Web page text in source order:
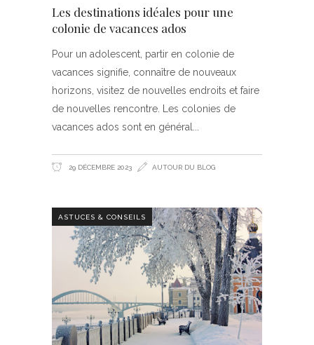
Les destinations idéales pour une
colonie de vacances ados
Pour un adolescent, partir en colonie de
vacances signifie, connaître de nouveaux
horizons, visitez de nouvelles endroits et faire
de nouvelles rencontre. Les colonies de
vacances ados sont en général
29 DÉCEMBRE 2023 AUTOUR DU BLOG
ASTUCES & CONSEILS